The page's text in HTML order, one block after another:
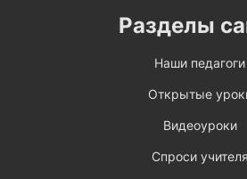
Разделы
Наши педагоги
Открытые
Видеоуроки
Спроси учителя